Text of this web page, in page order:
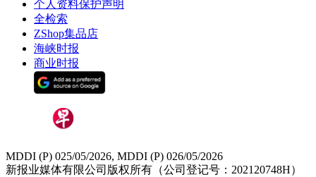
个人资料保护声明
全检索
ZShop集品店
海峡时报
商业时报
MDDI (P) 025/05/2026, MDDI (P) 026/05/2026
新报业媒体有限公司版权所有（公司登记号：202120748H）